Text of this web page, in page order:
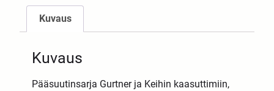
Kuvaus
Kuvaus
Pääsuutinsarja Gurtner ja Keihin kaasuttimiin,